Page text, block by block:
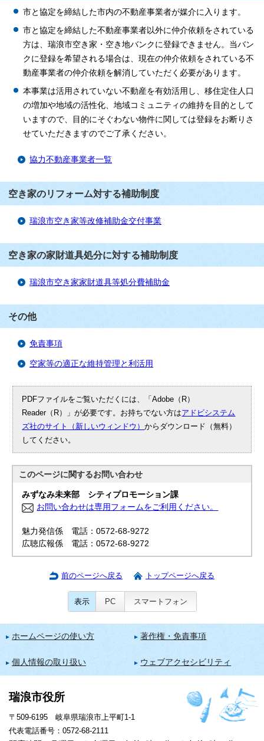
市と協定を締結した市内の不動産事業者が媒介に入ります。
市と協定を締結した不動産事業者以外に仲介依頼をされている
方は、瑞浪市空き家・空き地バンクに登録できません。当バン
クに登録を希望される場合は、現在の仲介依頼をされている不
動産事業者の仲介依頼を解消していただく必要があります。
本事業は活用されていない不動産を有効活用し、移住定住人口
の増加や地域の活性化、地域コミュニティの維持を目的として
いますので、目的にそぐわない物件に関しては登録をお断りさ
せていただきますのでご了承ください。
協力不動産事業者一覧
空き家のリフォーム対する補助制度
瑞浪市空き家等改修補助金交付事業
空き家の家財道具処分に対する補助制度
瑞浪市空き家家財道具等処分費補助金
その他
免責事項
空家等の適正な維持管理と利活用
PDFファイルをご覧いただくには、「Adobe（R）
Reader（R）」が必要です。お持ちでない方はアドビシステム
ズ社のサイト（新しいウィンドウ）からダウンロード（無料）
してください。
このページに関するお問い合わせ
みずなみ未来部 シティプロモーション課
お問い合わせは専用フォームをご利用ください。
魅力発信係 電話：0572-68-9272
広聴広報係 電話：0572-68-9272
前のページへ戻る トップページへ戻る
表示 PC スマートフォン
ホームページの使い方 著作権・免責事項
個人情報の取り扱い ウェブアクセシビリティ
瑞浪市役所
〒509-6195 岐阜県瑞浪市上平町1-1
代表電話番号：0572-68-2111